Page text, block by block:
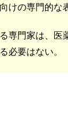
けの専門的な
専門家は、
必要はない。